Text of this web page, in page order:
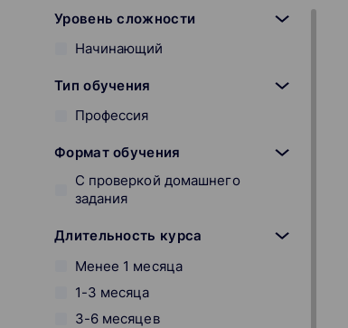
Уровень сложности
Начинающий
Тип обучения
Профессия
Формат обучения
С проверкой домашнего
задания
Длительность курса
Менее 1 месяца
1-3 месяца
3-6 месяцев